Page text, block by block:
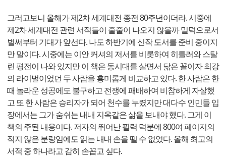
그러고보니 올해가 제2차 세계대전 종전 80주년이더라. 시중에
제2차 세계대전 관련 서적들이 줄줄이 나오지 않을까 밀덕으로서
벌써부터 기대가 앞선다. 나도 하반기에 신작 도서를 준비 중이지
만 말이다. 시중에는 이안 커셔의 저서를 비롯하여 히틀러와 스탈
린 평전이 나와 있지만 이 책은 동시대를 살면서 닮은 꼴이자 최강
의 라이벌이었던 두 사람을 흥미롭게 비교하고 있다. 한 사람은 한
때 놀라운 성공에도 불구하고 전쟁에 패배하여 비참하게 자살했
고 또 한 사람은 승리자가 되어 천수를 누렸지만 대다수 인민들 입
장에서는 그가 숨쉬는 내내 지옥같은 삶을 보내야 했다. 그게 이
책의 주된 내용이다. 저자의 뛰어난 필력 덕분에 800여 페이지의
적지 않은 분량임에도 읽는 내내 손을 뗄 수 없었다. 올해 최고의
서적 중 하나라고 감히 손꼽고 싶다.